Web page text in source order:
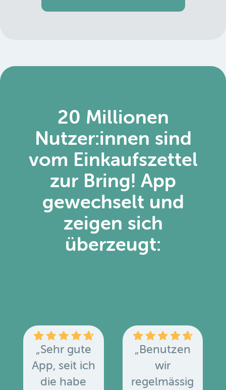
20 Millionen
Nutzer:innen sind
vom Einkaufszettel
zur Bring! App
gewechselt und
zeigen sich
überzeugt:
„Sehr gute
App, seit ich
die habe
„Benutzen
wir
regelmässig